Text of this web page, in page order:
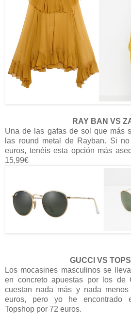
RAY BAN VS
Una de las gafas de sol que más
las round metal de Rayban. Si
euros, tenéis esta opción más
15,99€
GUCCI VS
Los mocasines masculinos se
en concreto apuestas por los de
cuestan nada más y nada
euros, pero yo he
Topshop por 72 euros.